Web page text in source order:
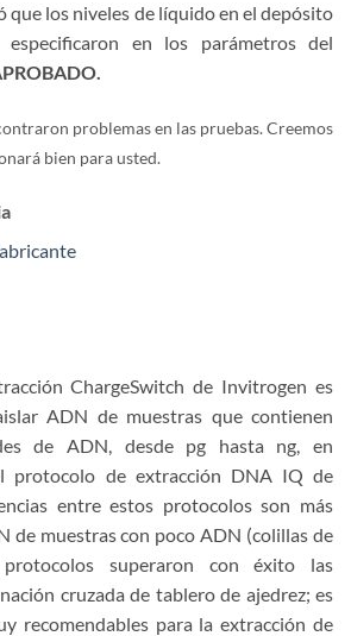
que los niveles de líquido en el depósito
en los parámetros del
problemas en las pruebas. Creemos
bien para usted.
ChargeSwitch de Invitrogen es
ADN de muestras que contienen
de ADN, desde pg hasta ng, en
protocolo de extracción DNA IQ de
entre estos protocolos son más
de muestras con poco ADN (colillas de
superaron con éxito las
cruzada de tablero de ajedrez; es
recomendables para la extracción de